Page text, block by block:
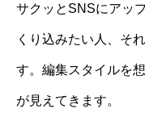
サクッとSNSにアッ
くり込みたい人、そ
す。編集スタイルを
が見えてきます。